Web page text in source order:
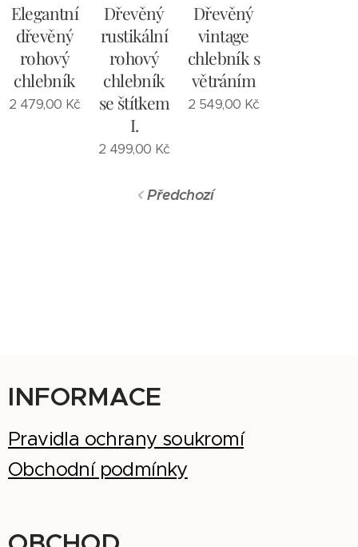
Elegantní
dřevěný
rohový
chlebník
2 479,00 Kč
Dřevěný
rustikální
rohový
chlebník
se štítkem
I.
2 499,00 Kč
Dřevěný
vintage
chlebník s
větráním
2 549,00 Kč
Předchozí
INFORMACE
Pravidla ochrany soukromí
Obchodní podmínky